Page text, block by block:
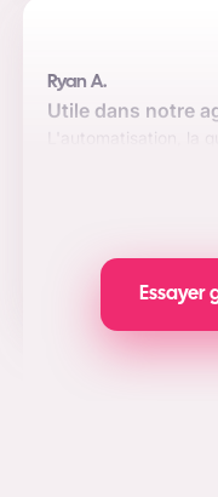
Ryan A.
Utile dans notre
L'automatisation, la
Comme indiqué sur
Essayer